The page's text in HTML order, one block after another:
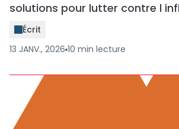
solutions pour lutter contre l
Écrit
13 JANV., 2026 10 min lecture